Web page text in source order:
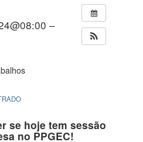
–
se hoje tem sessão
no PPGEC!